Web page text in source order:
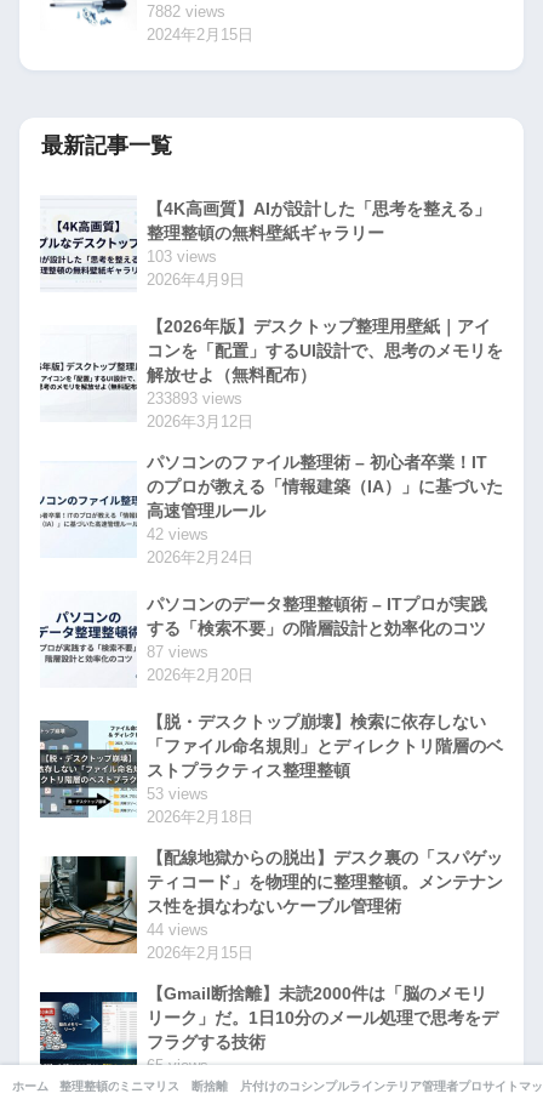
7882 views
2024年2月15日
最新記事一覧
【4K高画質】AIが設計した「思考を整える」
整理整頓の無料壁紙ギャラリー
103 views
2026年4月9日
【2026年版】デスクトップ整理用壁紙｜アイ
コンを「配置」するUI設計で、思考のメモリを
解放せよ（無料配布）
233893 views
2026年3月12日
パソコンのファイル整理術 – 初心者卒業！IT
のプロが教える「情報建築（IA）」に基づいた
高速管理ルール
42 views
2026年2月24日
パソコンのデータ整理整頓術 – ITプロが実践
する「検索不要」の階層設計と効率化のコツ
87 views
2026年2月20日
【脱・デスクトップ崩壊】検索に依存しない
「ファイル命名規則」とディレクトリ階層のベ
ストプラクティス整理整頓
53 views
2026年2月18日
【配線地獄からの脱出】デスク裏の「スパゲッ
ティコード」を物理的に整理整頓。メンテナン
ス性を損なわないケーブル管理術
44 views
2026年2月15日
【Gmail断捨離】未読2000件は「脳のメモリ
リーク」だ。1日10分のメール処理で思考をデ
フラグする技術
65 views
2026年2月3日
ホーム 整理整頓のコツミニマリストの部屋
断捨離 片付けのコツシンプルライフインテリア・収納管理者プロフィール
サイトマ